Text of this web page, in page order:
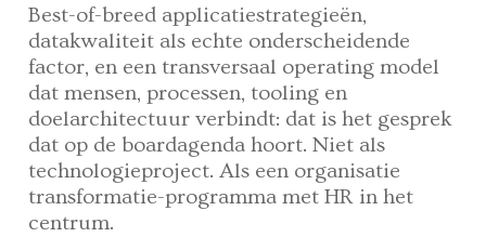
Best-of-breed applicatiestrategieën,
datakwaliteit als echte onderscheidende
factor, en een transversaal operating model
dat mensen, processen, tooling en
doelarchitectuur verbindt: dat is het gesprek
dat op de boardagenda hoort. Niet als
technologieproject. Als een organisatie
transformatie-programma met HR in het
centrum.